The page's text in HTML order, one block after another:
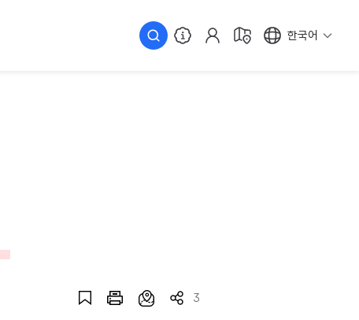
한국어
3